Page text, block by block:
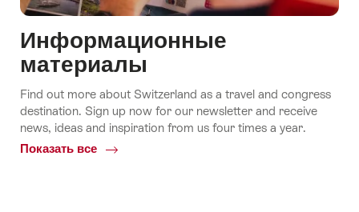
Информационные
материалы
Find out more about Switzerland as a travel and congress
destination. Sign up now for our newsletter and receive
news, ideas and inspiration from us four times a year.
Показать все
Common.Of